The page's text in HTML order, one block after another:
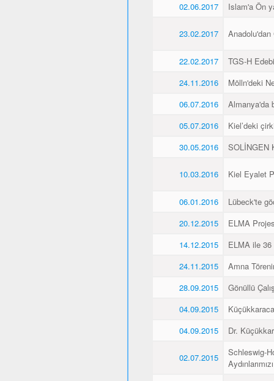
02.06.2017
Islam'a Ön
23.02.2017
22.02.2017
TGS-H
24.11.2016
Mölln'deki
06.07.2016
Almanya'da
05.07.2016
Kiel’deki
30.05.2016
SOLİNGEN
10.03.2016 Kiel Eyalet
06.01.2016
Lübeck'te
20.12.2015
ELMA
14.12.2015
ELMA ile
24.11.2015
Amna
28.09.2015
Gönüllü
04.09.2015
04.09.2015
Dr.
02.07.2015
Schleswig-